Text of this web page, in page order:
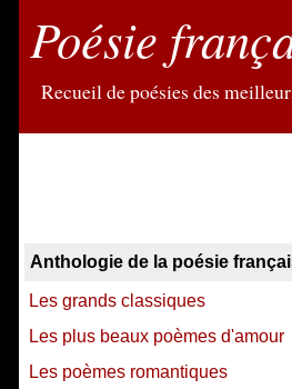
Poésie
Recueil de poésies des
Anthologie de la poésie
Les grands classiques
Les plus beaux poèmes d'amour
Les poèmes romantiques